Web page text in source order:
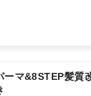
ーマ&8STEP髪質